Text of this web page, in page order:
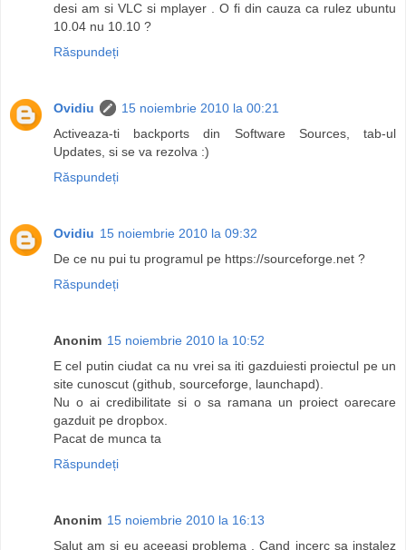
desi am si VLC si mplayer . O fi din cauza ca rulez ubuntu
10.04 nu 10.10 ?
Răspundeți
Ovidiu
15 noiembrie 2010 la 00:21
Activeaza-ti backports din Software Sources, tab-ul
Updates, si se va rezolva :)
Răspundeți
Ovidiu 15 noiembrie 2010 la 09:32
De ce nu pui tu programul pe https://sourceforge.net ?
Răspundeți
Anonim 15 noiembrie 2010 la 10:52
E cel putin ciudat ca nu vrei sa iti gazduiesti proiectul pe un
site cunoscut (github, sourceforge, launchapd).
Nu o ai credibilitate si o sa ramana un proiect oarecare
gazduit pe dropbox.
Pacat de munca ta
Răspundeți
Anonim 15 noiembrie 2010 la 16:13
Salut am si eu aceeasi problema . Cand incerc sa instalez